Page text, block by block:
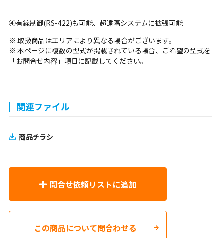
④有線制御(RS-422)も可能、超遠隔システムに拡張可能
※ 取扱商品はエリアにより異なる場合がございます。
※ 本ページに複数の型式が掲載されている場合、ご希望の型式を
「お問合せ内容」項目に記載してください。
関連ファイル
商品チラシ
問合せ依頼リストに追加
この商品について問合わせる